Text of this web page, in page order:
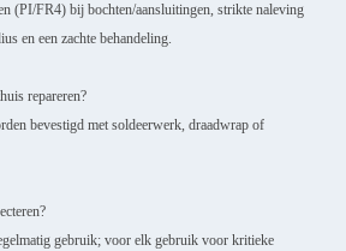
(PI/FR4) bij bochten/aansluitingen, strikte naleving
en een zachte behandeling.
repareren?
bevestigd met soldeerwerk, draadwrap of
gebruik; voor elk gebruik voor kritieke